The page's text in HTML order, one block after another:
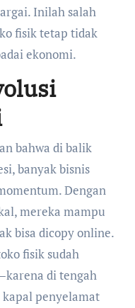
Inilah salah
fisik tetap tidak
ekonomi.
bahwa di balik
banyak bisnis
Dengan
mereka mampu
bisa dicopy online.
fisik sudah
di tengah
penyelamat